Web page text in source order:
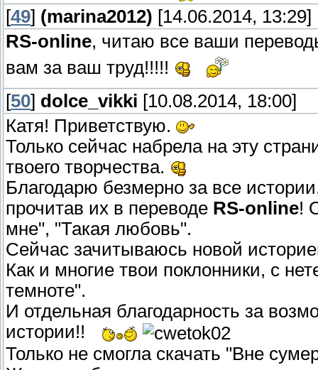
[49] (marina2012) [14.06.2014, 13:29]
RS-online, читаю все ваши
вам за ваш труд!!!!!
[50] dolce_vikki [10.08.2014, 18:00]
Катя! Приветствую.
Только сейчас набрела на эту
твоего творчества.
Благодарю безмерно за все
прочитав их в переводе RS-online!
мне", "Такая любовь".
Сейчас зачитываюсь новой
Как и многие твои поклонники, с
темноте".
И отдельная благодарность за
истории!!
Только не смогла скачать "Вне